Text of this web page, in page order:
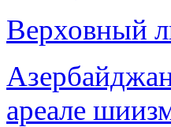
Верховный
ареале